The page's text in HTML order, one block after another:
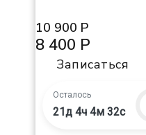
10 900 Р
8 400 Р
Записаться
Осталось
21д 4ч 4м 31с